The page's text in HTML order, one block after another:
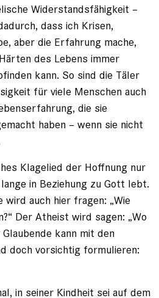
Widerstandsfähigkeit –
dass ich Krisen,
aber die Er­fahrung mache,
des Lebens immer
kann. So sind die Täler
für viele Menschen auch
die sie
haben – wenn sie nicht
Klagelied der Hoffnung nur
in Beziehung zu Gott lebt.
auch hier fragen: „Wie
Der Atheist wird sagen: „Wo
kann mit den
doch vorsichtig formulieren:
in seiner Kindheit sei auf dem